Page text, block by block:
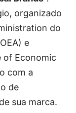
organizado
do
e
of Economic
com a
de
sua marca.